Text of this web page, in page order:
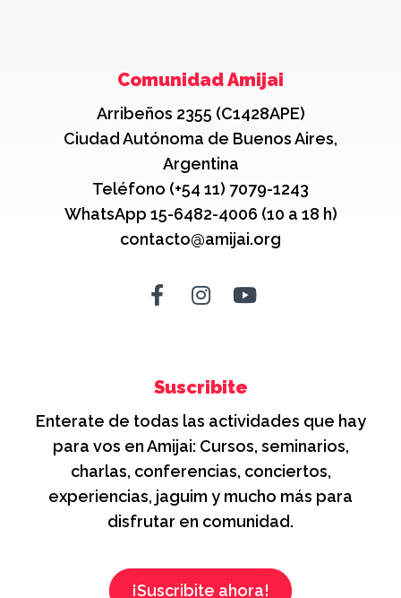
Comunidad Amijai
Arribeños 2355 (C1428APE)
Ciudad Autónoma de Buenos Aires,
Argentina
Teléfono (+54 11) 7079-1243
WhatsApp 15-6482-4006 (10 a 18 h)
contacto@amijai.org
Suscribite
Enterate de todas las actividades que hay
para vos en Amijai: Cursos, seminarios,
charlas, conferencias, conciertos,
experiencias, jaguim y mucho más para
disfrutar en comunidad.
¡Suscribite ahora!